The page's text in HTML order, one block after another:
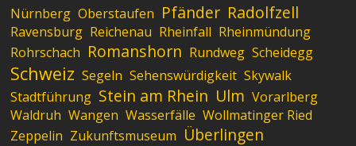
Nürnberg Oberstaufen Pfänder Radolfzell
Ravensburg Reichenau Rheinfall Rheinmündung
Rohrschach Romanshorn Rundweg Scheidegg
Schweiz Segeln Sehenswürdigkeit Skywalk
Stadtführung Stein am Rhein Ulm Vorarlberg
Waldruh Wangen Wasserfälle Wollmatinger Ried
Zeppelin Zukunftsmuseum Überlingen